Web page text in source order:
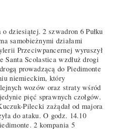
dziesiątej. 2 szwadron 6 Pułku
samobieżnymi działami
Przeciwpancernej wyruszył
Scolastica wzdłuż drogi
prowadzącą do Piedimonte
niemieckim, który
wozów oraz straty wśród
pięć sprawnych czołgów.
Pilecki zażądał od majora
do ataku. O godz. 14.10
2 kompania 5